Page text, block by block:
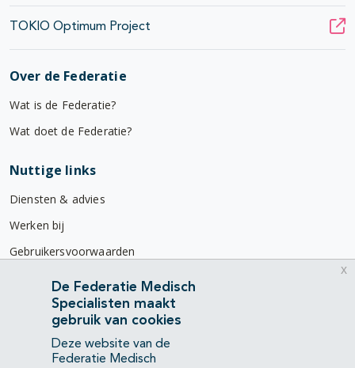
TOKIO Optimum Project
Over de Federatie
Wat is de Federatie?
Wat doet de Federatie?
Nuttige links
Diensten & advies
Werken bij
Gebruikersvoorwaarden
Privacyverklaring
Contact
Mercatorlaan 1200
3528 BL Utrecht
De Federatie Medisch
Specialisten maakt
gebruik van cookies
Deze website van de
Federatie Medisch
x